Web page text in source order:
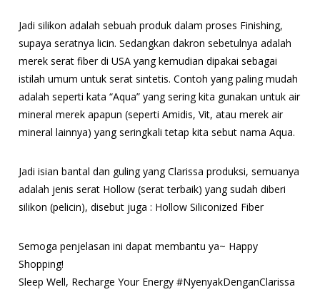
Jadi silikon adalah sebuah produk dalam proses Finishing,
supaya seratnya licin. Sedangkan dakron sebetulnya adalah
merek serat fiber di USA yang kemudian dipakai sebagai
istilah umum untuk serat sintetis. Contoh yang paling mudah
adalah seperti kata “Aqua” yang sering kita gunakan untuk air
mineral merek apapun (seperti Amidis, Vit, atau merek air
mineral lainnya) yang seringkali tetap kita sebut nama Aqua.
Jadi isian bantal dan guling yang Clarissa produksi, semuanya
adalah jenis serat Hollow (serat terbaik) yang sudah diberi
silikon (pelicin), disebut juga : Hollow Siliconized Fiber
Semoga penjelasan ini dapat membantu ya~ Happy
Shopping!
Sleep Well, Recharge Your Energy #NyenyakDenganClarissa